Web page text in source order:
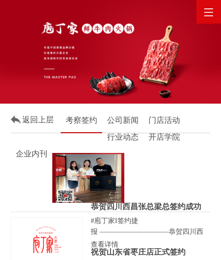
网站首页
关于庖丁家
产品展示
原料供应
返回上层 考察签约 公司新闻
门店活动
行业动态
开店学院
企业内刊
恭贺四川西昌张总梁总签约成功
#庖丁家I签约捷
报 ——————————恭贺四川西
昌张总梁总【签约成功】“修水相望无
百里，从来人物胜西昌。”庖丁家四川
查看详情
祝贺山东省枣庄店正式签约